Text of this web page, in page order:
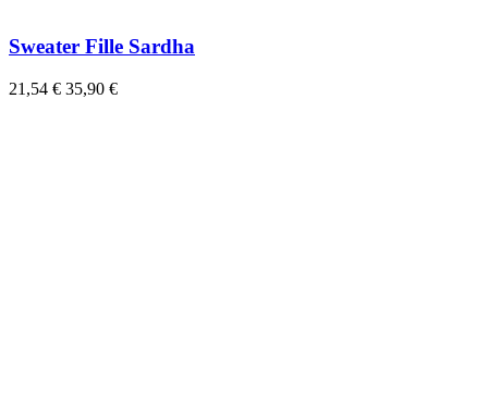
Sweater Fille Sardha
21,54 € 35,90 €